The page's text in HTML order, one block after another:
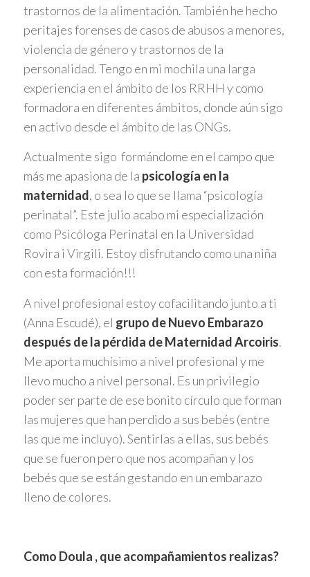
trastornos de la alimentación. También he hecho
peritajes forenses de casos de abusos a menores,
violencia de género y trastornos de la
personalidad. Tengo en mi mochila una larga
experiencia en el ámbito de los RRHH y como
formadora en diferentes ámbitos, donde aún sigo
en activo desde el ámbito de las ONGs.
Actualmente sigo formándome en el campo que
más me apasiona de la psicología en la
maternidad, o sea lo que se llama “psicología
perinatal”. Este julio acabo mi especialización
como Psicóloga Perinatal en la Universidad
Rovira i Virgili. Estoy disfrutando como una niña
con esta formación!!!
A nivel profesional estoy cofacilitando junto a ti
(Anna Escudé), el grupo de Nuevo Embarazo
después de la pérdida de Maternidad Arcoiris.
Me aporta muchísimo a nivel profesional y me
llevo mucho a nivel personal. Es un privilegio
poder ser parte de ese bonito círculo que forman
las mujeres que han perdido a sus bebés (entre
las que me incluyo). Sentirlas a ellas, sus bebés
que se fueron pero que nos acompañan y los
bebés que se están gestando en un embarazo
lleno de colores.
Como Doula , que acompañamientos realizas?